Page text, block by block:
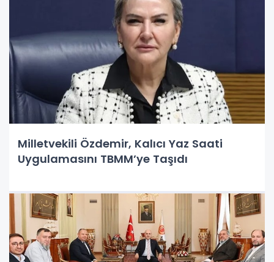
Milletvekili Özdemir, Kalıcı Yaz Saati
Uygulamasını TBMM’ye Taşıdı